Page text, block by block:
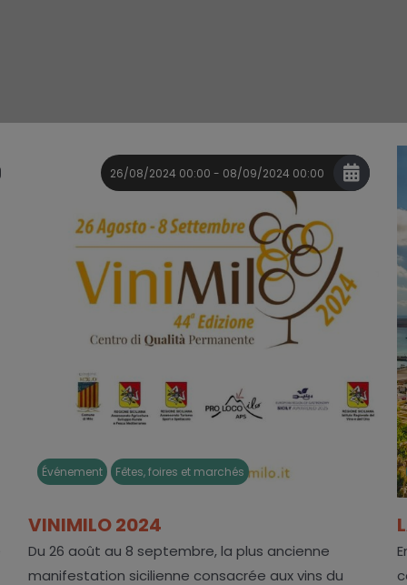
26/08/2024 00:00 - 08/09/2024 00:00
Événement Fêtes, foires et marchés
VINIMILO 2024
Du 26 août au 8 septembre, la plus ancienne
manifestation sicilienne consacrée aux vins du